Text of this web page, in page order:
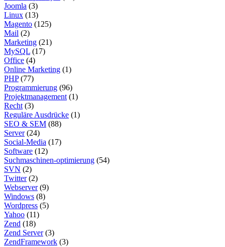
Joomla (3)
Linux (13)
Magento (125)
Mail (2)
Marketing (21)
MySQL (17)
Office (4)
Online Marketing (1)
PHP(77)
Programmierung (96)
Projektmanagement (1)
Recht (3)
Reguläre Ausdrücke (1)
SEO & SEM (88)
Server(24)
Social-Media (17)
Software (12)
Suchmaschinen-optimierung (54)
SVN (2)
Twitter(2)
Webserver(9)
Windows (8)
Wordpress (5)
Yahoo (11)
Zend (18)
Zend Server(3)
ZendFramework (3)